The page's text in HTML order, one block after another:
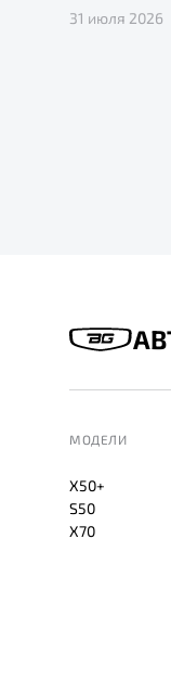
31 июля 2026
МОДЕЛИ
X50+
S50
X70